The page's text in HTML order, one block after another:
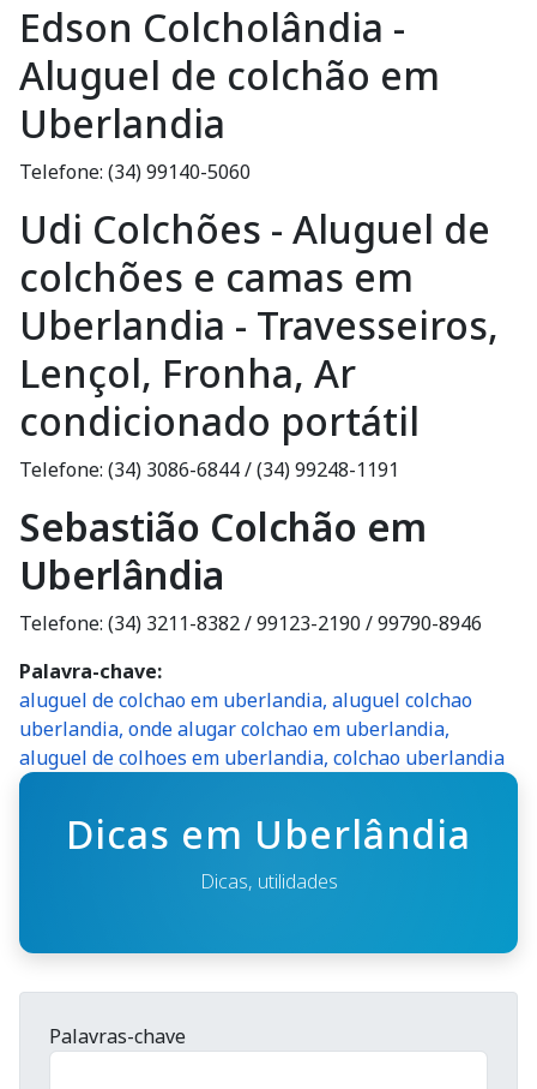
Edson Colcholândia -
Aluguel de colchão em
Uberlandia
Telefone: (34) 99140-5060
Udi Colchões - Aluguel de
colchões e camas em
Uberlandia - Travesseiros,
Lençol, Fronha, Ar
condicionado portátil
Telefone: (34) 3086-6844 / (34) 99248-1191
Sebastião Colchão em
Uberlândia
Telefone: (34) 3211-8382 / 99123-2190 / 99790-8946
Palavra-chave
aluguel de colchao em uberlandia, aluguel colchao
uberlandia, onde alugar colchao em uberlandia,
aluguel de colhoes em uberlandia, colchao uberlandia
Dicas em Uberlândia
Dicas, utilidades
Palavras-chave